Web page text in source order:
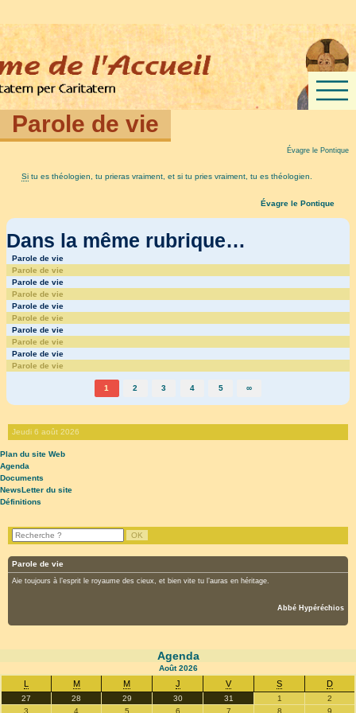
Parole de vie
Évagre le Pontique
Situ es théologien, tu prieras vraiment, et si tu pries vraiment, tu es théologien.
Évagre le Pontique
Dans la même rubrique…
Parole de vie
Parole de vie
Parole de vie
Parole de vie
Parole de vie
Parole de vie
Parole de vie
Parole de vie
Parole de vie
Parole de vie
1 2 3 4 5 ∞
Jeudi 6 août 2026
Plan du site Web
Agenda
Documents
NewsLetter du site
Définitions
Parole de vie
Aie toujours à l’esprit le royaume des cieux, et bien vite tu l’auras en héritage.
Abbé Hypéréchios
Agenda
Août2026
L M M J V S D
27 28 29 30 31 1
2
3
4 5 6 7 8 9